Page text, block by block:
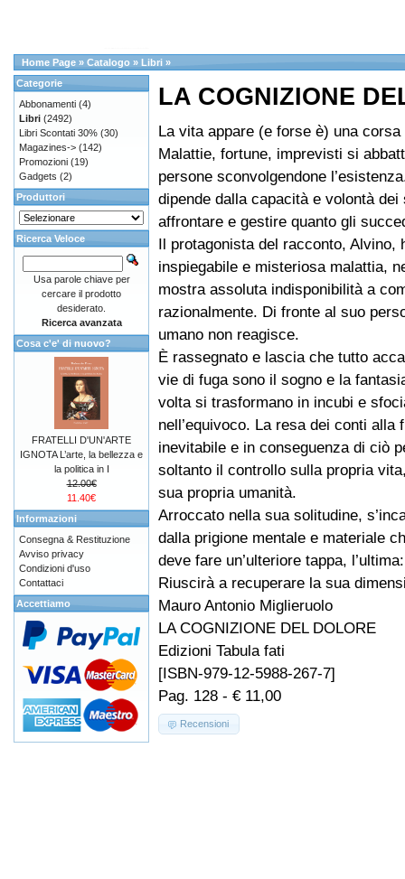
Home Page » Catalogo » Libri »
LA COGNIZIONE
La vita appare (e forse è) una
Malattie, fortune, imprevisti si
persone sconvolgendone
dipende dalla capacità e volontà dei
affrontare e gestire quanto gli
Il protagonista del racconto, Alvino,
inspiegabile e misteriosa malattia,
mostra assoluta indisponibilità a
razionalmente. Di fronte al suo
umano non reagisce.
È rassegnato e lascia che tutto
vie di fuga sono il sogno e la
volta si trasformano in incubi e
nell’equivoco. La resa dei conti alla
inevitabile e in conseguenza di ciò
soltanto il controllo sulla propria
sua propria umanità.
Arroccato nella sua solitudine,
dalla prigione mentale e materiale
deve fare un’ulteriore tappa,
Riuscirà a recuperare la sua
Mauro Antonio Miglieruolo
LA COGNIZIONE DEL DOLORE
Edizioni Tabula fati
[ISBN-979-12-5988-267-7]
Pag. 128 - € 11,00
Recensioni
Categorie
Abbonamenti (4)
Libri (2492)
Libri Scontati 30% (30)
Magazines-> (142)
Promozioni (19)
Gadgets (2)
Produttori
Ricerca Veloce
Usa parole chiave per
cercare il prodotto
desiderato.
Ricerca avanzata
Cosa c'e' di nuovo?
FRATELLI D'UN'ARTE
IGNOTA L’arte, la bellezza e
la politica in I
12.00€
11.40€
Informazioni
Consegna & Restituzione
Avviso privacy
Condizioni d'uso
Contattaci
Accettiamo